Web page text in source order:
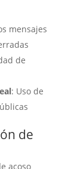
mensajes
de
: Uso de
de
acoso